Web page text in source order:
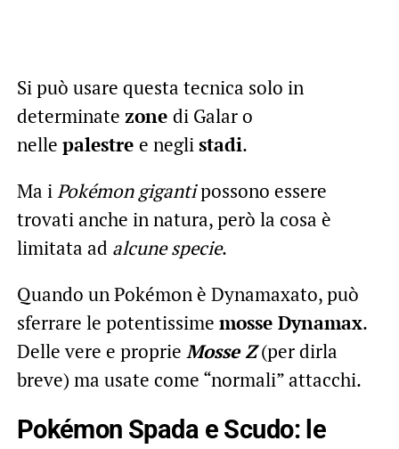
Si può usare questa tecnica solo in
determinate zone di Galar o
nelle palestre e neglistadi.
Ma iPokémon gigantipossono essere
trovati anche in natura, però la cosa è
limitata ad alcune specie.
Quando un Pokémon è Dynamaxato, può
sferrare le potentissime mosse Dynamax.
Delle vere e proprie Mosse Z(per dirla
breve) ma usate come “normali” attacchi.
Pokémon Spada e Scudo: le